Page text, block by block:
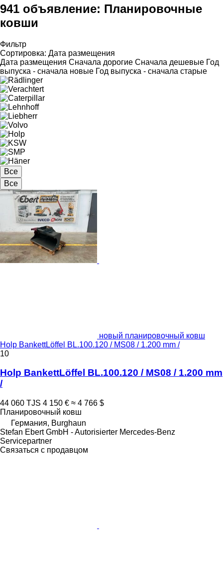
941 объявление: Планировочные
ковши
Фильтр
Сортировка: Дата размещения
Дата размещения Сначала дорогие Сначала дешевые Год
выпуска - сначала новые Год выпуска - сначала старые
Все
Все
новый планировочный ковш
Holp BankettLöffel BL.100.120 / MS08 / 1.200 mm /
10
Holp BankettLöffel BL.100.120 / MS08 / 1.200 mm
/
44 060 TJS 4 150 € ≈ 4 766 $
Планировочный ковш
Германия, Burghaun
Stefan Ebert GmbH - Autorisierter Mercedes-Benz
Servicepartner
Связаться с продавцом